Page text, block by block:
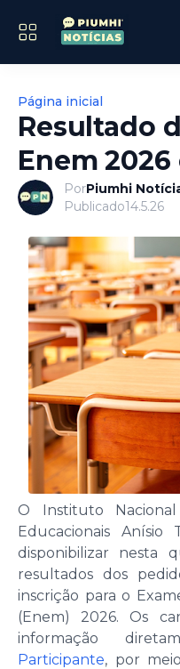
Página inicial
Resultado
Enem
PorPiumhi
Publicado14.5.26
O Instituto
Educacionais Anísio
disponibilizar nesta
resultados dos
inscrição para o
(Enem) 2026. Os
informação
Participante, por